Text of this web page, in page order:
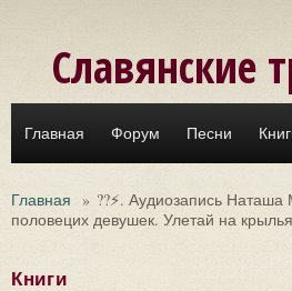
Славянские
Главная Форум Песни
Главная » ??⚡. Аудиозапись
половецих девушек. Улетай на
Книги